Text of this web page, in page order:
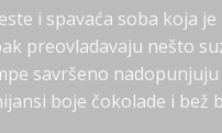
i spavaća soba koja
preovladavaju nešto
savršeno
boje čokolade i bež